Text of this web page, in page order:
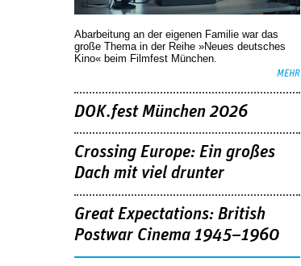
Abarbeitung an der eigenen Familie war das
große Thema in der Reihe »Neues deutsches
Kino« beim Filmfest München.
MEHR
DOK.fest München 2026
Crossing Europe: Ein großes
Dach mit viel drunter
Great Expectations: British
Postwar Cinema 1945–1960